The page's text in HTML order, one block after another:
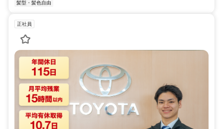
髪型・髪色自由
正社員